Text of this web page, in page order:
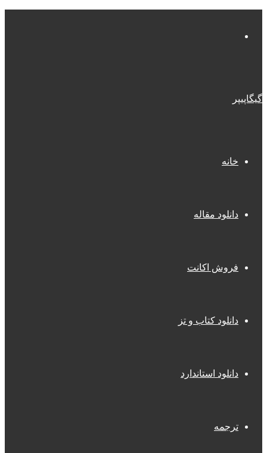
گیگاپیپر
خانه
دانلود مقاله
فروش اکانت
دانلود کتاب و تز
دانلود استاندارد
ترجمه